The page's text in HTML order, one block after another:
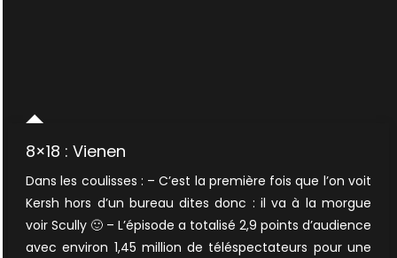
8×18 : Vienen
Dans les coulisses : – C’est la première fois que l’on voit
Kersh hors d’un bureau dites donc : il va à la morgue
voir Scully 🙂 – L’épisode a totalisé 2,9 points d’audience
avec environ 1,45 million de téléspectateurs pour une